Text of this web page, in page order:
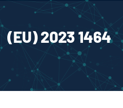
(EU) 2023 1464